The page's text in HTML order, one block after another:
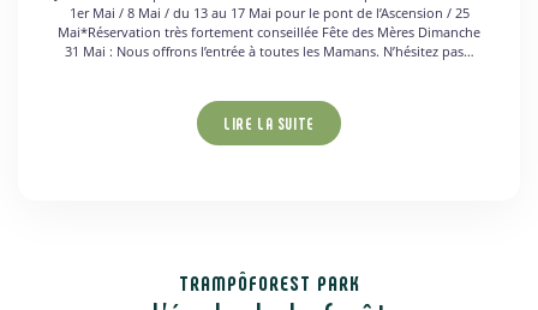
1er Mai / 8 Mai / du 13 au 17 Mai pour le pont de l’Ascension / 25
Mai*Réservation très fortement conseillée Fête des Mères Dimanche
31 Mai : Nous offrons l’entrée à toutes les Mamans. N’hésitez pas…
LIRE LA SUITE
TRAMPÔFOREST PARK